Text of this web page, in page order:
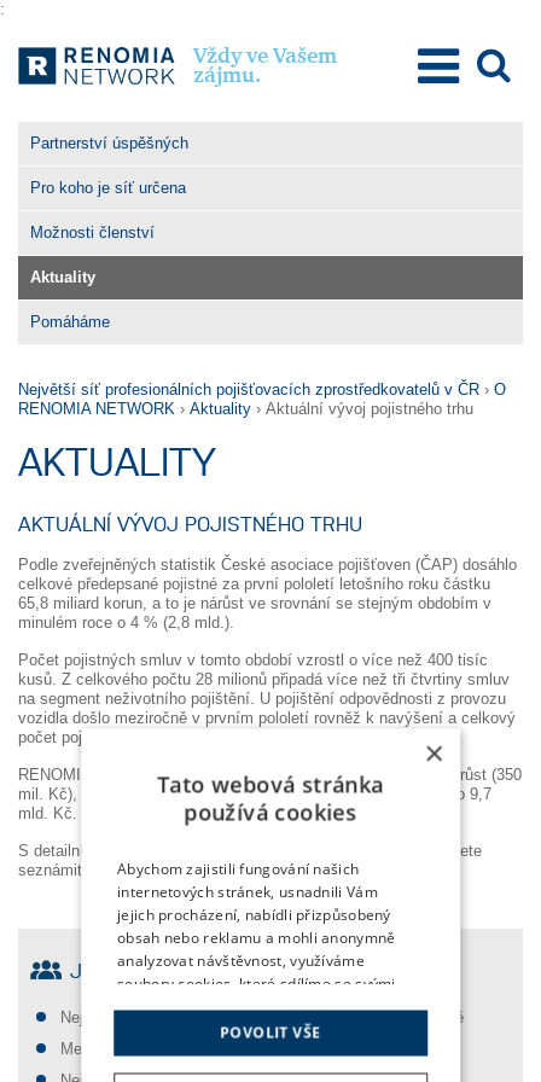
:
Vždy ve Vašem
zájmu.
Partnerství úspěšných
Pro koho je síť určena
Možnosti členství
Aktuality
Pomáháme
Největší síť profesionálních pojišťovacích zprostředkovatelů v ČR › O
RENOMIA NETWORK › Aktuality › Aktuální vývoj pojistného trhu
AKTUALITY
AKTUÁLNÍ VÝVOJ POJISTNÉHO TRHU
Podle zveřejněných statistik České asociace pojišťoven (ČAP) dosáhlo
celkové předepsané pojistné za první pololetí letošního roku částku
65,8 miliard korun, a to je nárůst ve srovnání se stejným obdobím v
minulém roce o 4 % (2,8 mld.).
Počet pojistných smluv v tomto období vzrostl o více než 400 tisíc
kusů. Z celkového počtu 28 milionů připadá více než tři čtvrtiny smluv
na segment neživotního pojištění. U pojištění odpovědnosti z provozu
vozidla došlo meziročně v prvním pololetí rovněž k navýšení a celkový
počet pojistných smluv již překročil hranici 8 milionů.
RENOMIA GROUP zaznamenala v 1. pololetí 2018 také 4% nárůst (350
mil. Kč), celkové spravované pojistné ke konci června tak činilo 9,7
mld. Kč.
S detailním vývojem pojistného trhu za 1. pololetí 2018 se můžete
seznámit
JSME SOUČÁSTÍ RENOMIA GROUP
Největší pojišťovací makléř ve střední a východní Evropě
Mezinárodní tým zkušených odborníků
×
Tato webová stránka
používá cookies
Abychom zajistili fungování našich
internetových stránek, usnadnili Vám
jejich procházení, nabídli přizpůsobený
obsah nebo reklamu a mohli anonymně
analyzovat návštěvnost, využíváme
soubory cookies, které sdílíme se svými
partnery pro sociální média, inzerci a
analýzu. Některé typy cookies můžeme
využívat pouze s Vaším předchozím
souhlasem, který můžete udělit
POVOLIT VŠE